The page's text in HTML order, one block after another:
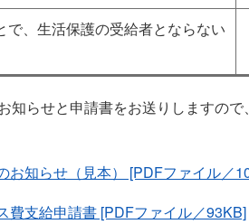
、生活保護の受給者とならない
知らせと申請書をお送りしますの
お知らせ（見本） [PDFファイル／
費支給申請書 [PDFファイル／93KB]